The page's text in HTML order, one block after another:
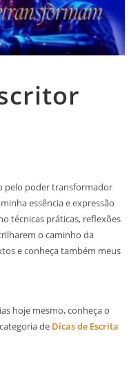
pelo poder transformador
essência e expressão
técnicas práticas, reflexões
o caminho da
e conheça também meus
hoje mesmo, conheça o
de Dicas de Escrita